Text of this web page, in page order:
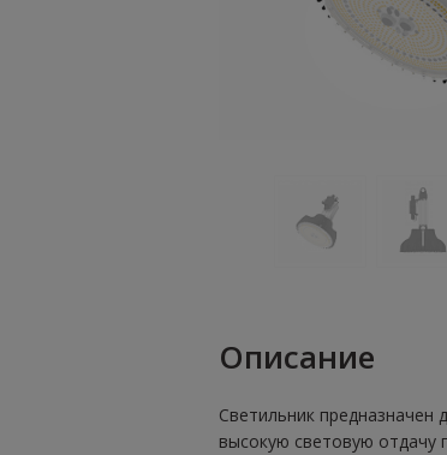
Описание
Светильник
высокую световую отдачу